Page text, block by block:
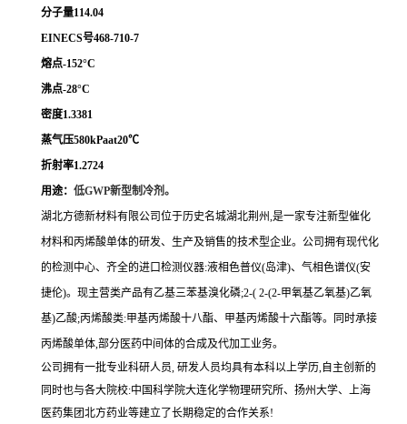
分子量114.04
EINECS号468-710-7
熔点-152°C
沸点-28°C
密度1.3381
蒸气压580kPaat20℃
折射率1.2724
用途： 低GWP新型制冷剂。
湖北方德新材料有限公司位于历史名城湖北荆州,是一家专注新型催化
材料和丙烯酸单体的研发、生产及销售的技术型企业。公司拥有现代化
的检测中心、齐全的进口检测仪器:液相色普仪(岛津)、气相色谱仪(安
捷伦)。现主营类产品有乙基三苯基溴化磷;2-( 2-(2-甲氧基乙氧基)乙氧
基)乙酸;丙烯酸类:甲基丙烯酸十八酯、甲基丙烯酸十六酯等。同时承接
丙烯酸单体,部分医药中间体的合成及代加工业务。
公司拥有一批专业科研人员, 研发人员均具有本科以上学历,自主创新的
同时也与各大院校:中国科学院大连化学物理研究所、扬州大学、上海
医药集团北方药业等建立了长期稳定的合作关系!